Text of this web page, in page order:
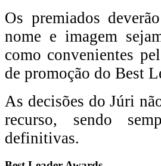
Os premiados
nome e imagem
como convenientes
de promoção do Best
As decisões do Júri
recurso, sendo
definitivas.